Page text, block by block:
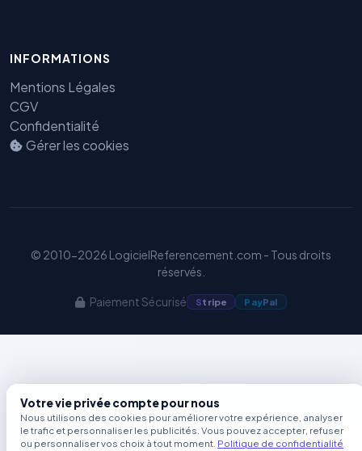
INFORMATIONS
Mentions Légales
CGV
Confidentialité
Gérer les cookies
© 2010-2026 LogicielReferencement.com - Tous droits
réservés.
Paiement Sécurisé Stripe PayPal
Votre vie privée compte pour nous
Nous utilisons des cookies pour améliorer votre expérience, analyser
le trafic et personnaliser les publicités. Vous pouvez accepter, refuser
ou personnaliser vos choix à tout moment. Politique de confidentialité